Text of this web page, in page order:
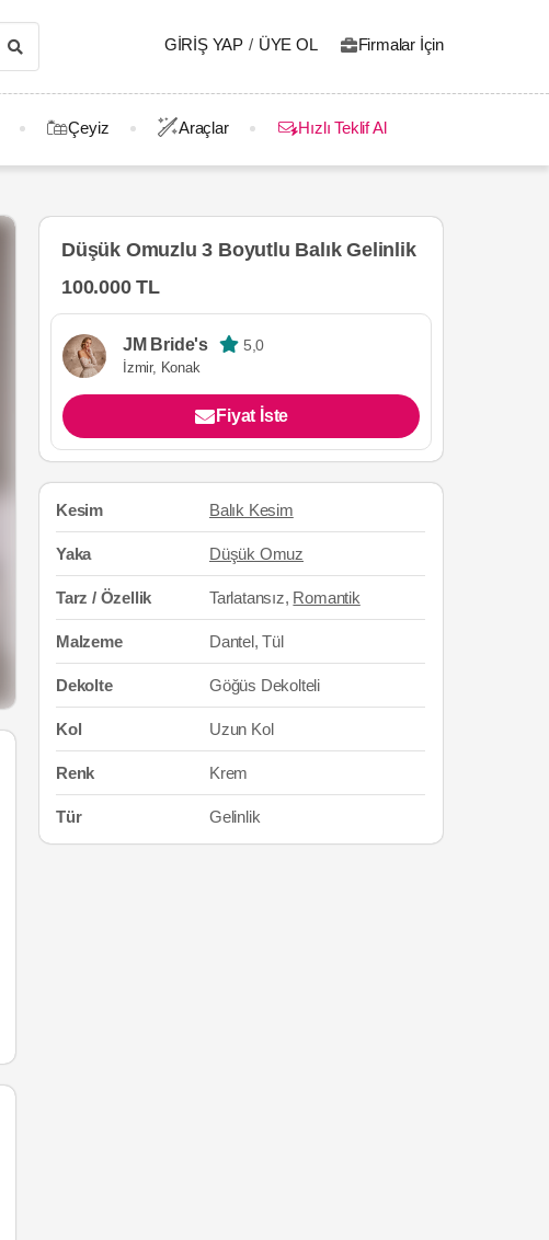
GIRIŞ YAP / ÜYE OL Firmalar İçin
Çeyiz Araçlar Hızlı Teklif Al
Düşük Omuzlu 3 Boyutlu Balık Gelinlik
100.000 TL
JM Bride's 5,0
İzmir, Konak
Fiyat İste
Kesim Balık Kesim
Yaka Düşük Omuz
Tarz / Özellik Tarlatansız, Romantik
Malzeme Dantel, Tül
Dekolte Göğüs Dekolteli
Kol Uzun Kol
Renk Krem
Tür Gelinlik